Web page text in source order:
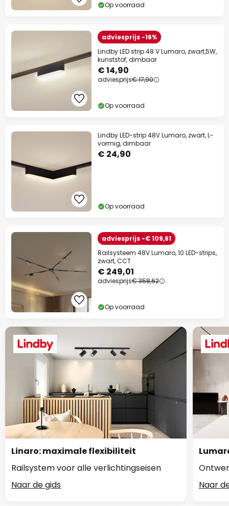
Op voorraad
adviesprijs -16%
Lindby LED strip 48 V Lumaro, zwart,5W,
kunststof, dimbaar
€ 14,90
adviesprijs€ 17,90
Op voorraad
Lindby LED-strip 48V Lumaro, zwart, L-
vormig, dimbaar
€ 24,90
Op voorraad
adviesprijs -€ 109,61
Railsysteem 48V Lumaro, 10 LED-strips,
zwart, CCT
€ 249,01
adviesprijs€ 358,62
Op voorraad
Linaro: maximale flexibiliteit
Railsystem voor alle verlichtingseisen
Naar de gids
Naar